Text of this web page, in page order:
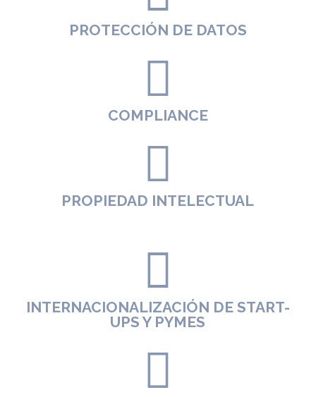
PROTECCIÓN DE DATOS
COMPLIANCE
PROPIEDAD INTELECTUAL
INTERNACIONALIZACIÓN DE START-
UPS Y PYMES